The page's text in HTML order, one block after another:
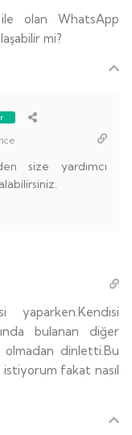
olan WhatsApp
mi?
size yardımcı
yaparken.Kendisi
bulanan diğer
olmadan dinletti.Bu
fakat nasıl